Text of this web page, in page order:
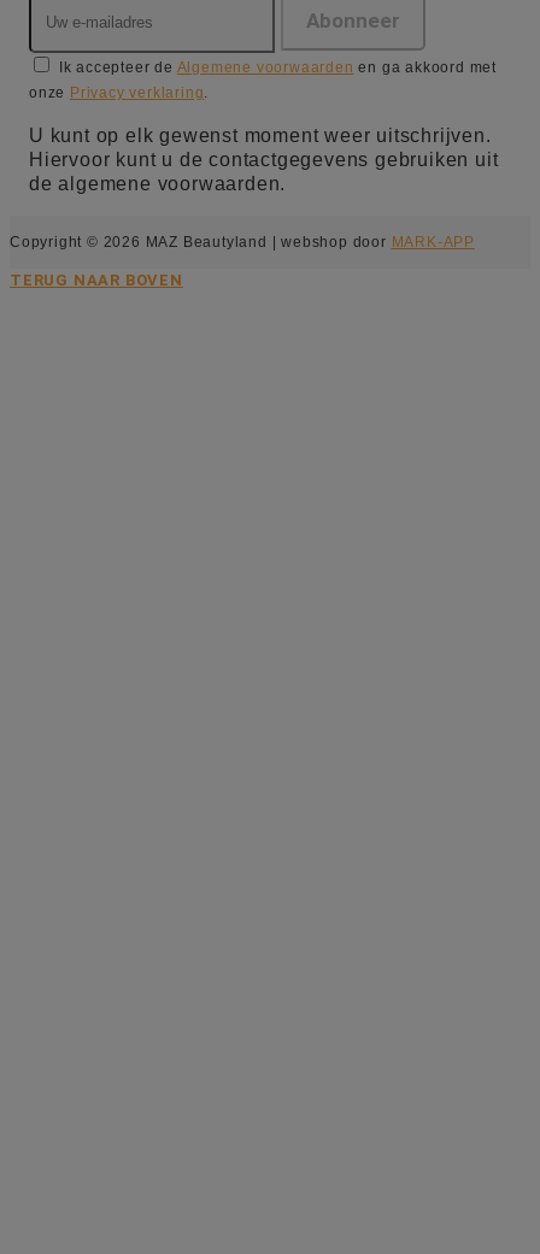
Ik accepteer de Algemene voorwaarden en ga akkoord met
onze Privacy verklaring
U kunt op elk gewenst moment weer uitschrijven.
Hiervoor kunt u de contactgegevens gebruiken uit
de algemene voorwaarden.
Copyright © 2026 MAZ Beautyland | webshop door MARK-APP
TERUG NAAR BOVEN